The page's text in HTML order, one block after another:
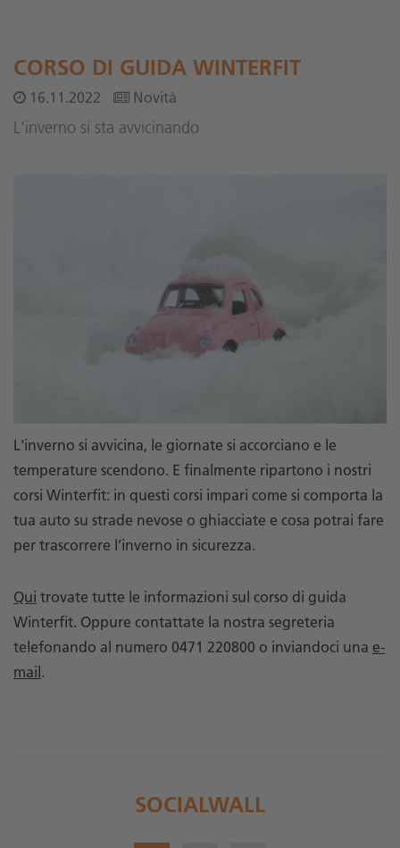
CORSO DI GUIDA WINTERFIT
16.11.2022 Novità
L'inverno si sta avvicinando
L'inverno si avvicina, le giornate si accorciano e le
temperature scendono. E finalmente ripartono i nostri
corsi Winterfit: in questi corsi impari come si comporta la
tua auto su strade nevose o ghiacciate e cosa potrai fare
per trascorrere l’inverno in sicurezza.
Qui trovate tutte le informazioni sul corso di guida
Winterfit. Oppure contattate la nostra segreteria
telefonando al numero 0471 220800 o inviandoci una e-
mail.
SOCIALWALL